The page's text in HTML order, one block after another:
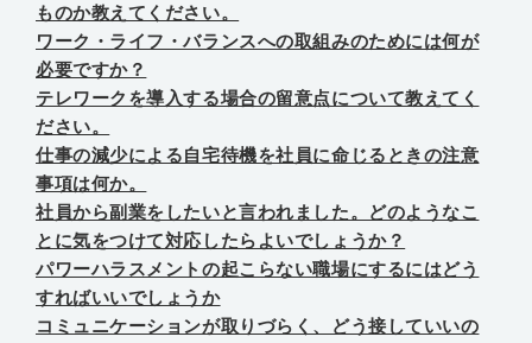
ものか教えてください。
ワーク・ライフ・バランスへの取組みのためには何が
必要ですか？
テレワークを導入する場合の留意点について教えてく
ださい。
仕事の減少による自宅待機を社員に命じるときの注意
事項は何か。
社員から副業をしたいと言われました。どのようなこ
とに気をつけて対応したらよいでしょうか？
パワーハラスメントの起こらない職場にするにはどう
すればいいでしょうか
コミュニケーションが取りづらく、どう接していいの